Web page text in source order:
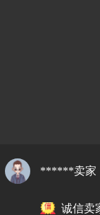
******卖家
诚信卖